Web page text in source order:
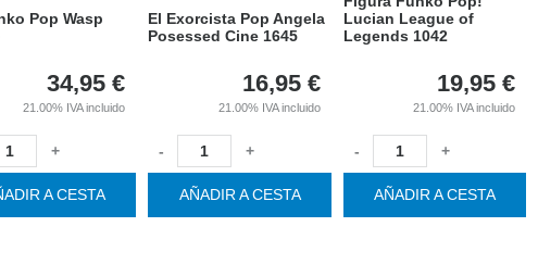
Pop Wasp
34,95 €
21.00% IVA incluido
+
A CESTA
El Exorcista Pop Angela
Posessed Cine 1645
16,95 €
21.00% IVA incluido
- +
AÑADIR A CESTA
Lucian League of
Legends 1042
19,95 €
21.00% IVA incluido
- +
AÑADIR A CESTA